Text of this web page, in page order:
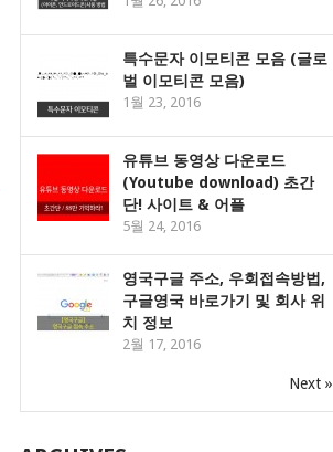
특수문자 이모티콘 모음 (글로
벌 이모티콘 모음)
1월 23, 2016
유튜브 동영상 다운로드
(Youtube download) 초간
단! 사이트 & 어플
5월 24, 2016
영국구글 주소, 우회접속방법,
구글영국 바로가기 및 회사 위
치 정보
2월 17, 2016
Next »